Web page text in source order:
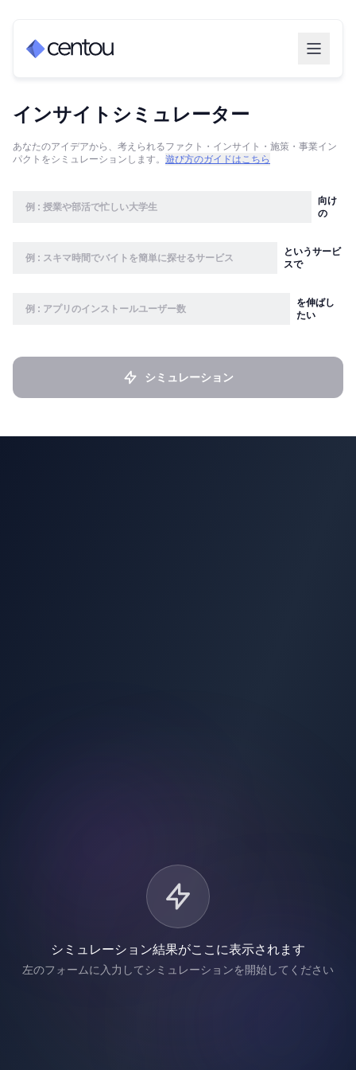
インサイトシミュレーター
あなたのアイデアから、考えられるファクト・インサイト・施策・事業イン
パクトをシミュレーションします。 遊び方のガイドはこちら
向け
の
というサービ
スで
を伸ばし
たい
シミュレーション
シミュレーション結果がここに表示されます
左のフォームに入力してシミュレーションを開始してください